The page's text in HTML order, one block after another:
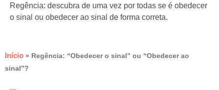
Regência: descubra de uma vez por todas se é obedecer
o sinal ou obedecer ao sinal de forma correta.
Início » Regência: “Obedecer o sinal” ou “Obedecer ao
sinal”?